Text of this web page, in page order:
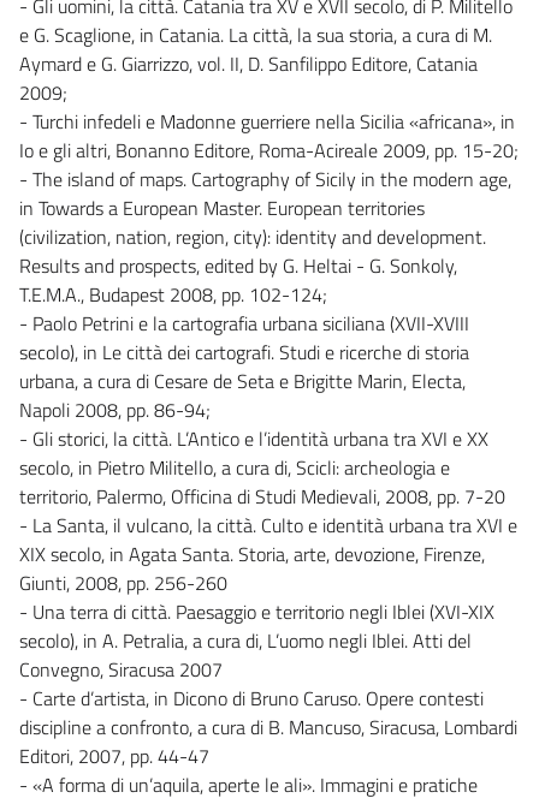
e G. Scaglione, in Catania. La città, la sua storia, a cura di M.
Aymard e G. Giarrizzo, vol. II, D. Sanfilippo Editore, Catania
2009;
- Turchi infedeli e Madonne guerriere nella Sicilia «africana», in
Io e gli altri, Bonanno Editore, Roma-Acireale 2009, pp. 15-20;
- The island of maps. Cartography of Sicily in the modern age,
in Towards a European Master. European territories
(civilization, nation, region, city): identity and development.
Results and prospects, edited by G. Heltai - G. Sonkoly,
T.E.M.A., Budapest 2008, pp. 102-124;
- Paolo Petrini e la cartografia urbana siciliana (XVII-XVIII
secolo), in Le città dei cartografi. Studi e ricerche di storia
urbana, a cura di Cesare de Seta e Brigitte Marin, Electa,
Napoli 2008, pp. 86-94;
- Gli storici, la città. L’Antico e l’identità urbana tra XVI e XX
secolo, in Pietro Militello, a cura di, Scicli: archeologia e
territorio, Palermo, Officina di Studi Medievali, 2008, pp. 7-20
- La Santa, il vulcano, la città. Culto e identità urbana tra XVI e
XIX secolo, in Agata Santa. Storia, arte, devozione, Firenze,
Giunti, 2008, pp. 256-260
- Una terra di città. Paesaggio e territorio negli Iblei (XVI-XIX
secolo), in A. Petralia, a cura di, L’uomo negli Iblei. Atti del
Convegno, Siracusa 2007
- Carte d’artista, in Dicono di Bruno Caruso. Opere contesti
discipline a confronto, a cura di B. Mancuso, Siracusa, Lombardi
Editori, 2007, pp. 44-47
- «A forma di un’aquila, aperte le ali». Immagini e pratiche